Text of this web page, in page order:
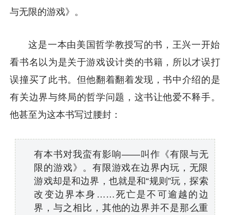
与无限的游戏》。
这是一本由美国哲学教授写的书，王兴一开始
看书名以为是关于游戏设计类的书籍，所以才误打
误撞买了此书。但他翻着翻着发现，书中介绍的是
有关边界与终局的哲学问题，这书让他爱不释手。
他甚至为这本书写过腰封：
有本书对我蛮有影响——叫作《有限与无
限的游戏》。有限游戏在边界内玩，无限
游戏却是和边界，也就是和“规则”玩，探索
改变边界本身……死亡是不可逾越的边
界，与之相比，其他的边界并不是那么重